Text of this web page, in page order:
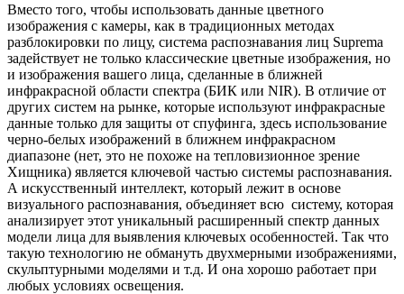
Вместо того, чтобы использовать данные цветного
изображения с камеры, как в традиционных методах
разблокировки по лицу, система распознавания лиц Suprema
задействует не только классические цветные изображения, но
и изображения вашего лица, сделанные в ближней
инфракрасной области спектра (БИК или NIR). В отличие от
других систем на рынке, которые используют инфракрасные
данные только для защиты от спуфинга, здесь использование
черно-белых изображений в ближнем инфракрасном
диапазоне (нет, это не похоже на тепловизионное зрение
Хищника) является ключевой частью системы распознавания.
А искусственный интеллект, который лежит в основе
визуального распознавания, объединяет всю систему, которая
анализирует этот уникальный расширенный спектр данных
модели лица для выявления ключевых особенностей. Так что
такую технологию не обмануть двухмерными изображениями,
скульптурными моделями и т.д. И она хорошо работает при
любых условиях освещения.